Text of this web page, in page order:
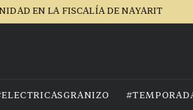
EN LA FISCALÍA DE NAYARIT